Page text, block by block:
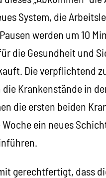
System, die
werden um 10
die Gesundheit und
Die verpflichtend
Krankenstände in
die ersten beiden
ein neues
gerechtfertigt, dass